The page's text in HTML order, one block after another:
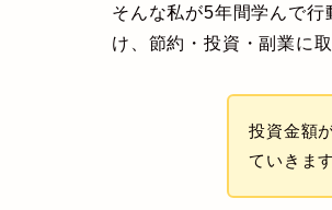
そんな私が5年間学んで行
け、節約・投資・副業に
投資金額
ていきま